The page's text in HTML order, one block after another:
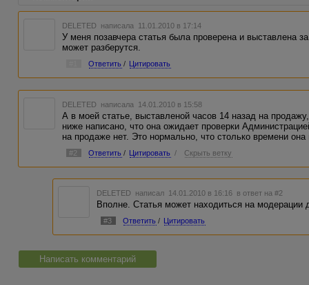
DELETED написала 11.01.2010 в 17:14
У меня позавчера статья была проверена и выставлена
может разберутся.
Ответить / Цитировать
DELETED написала 14.01.2010 в 15:58
А в моей статье, выставленой часов 14 назад на
ниже написано, что она ожидает проверки
на продаже нет. Это нормально, что столько времени она
#2 Ответить / Цитировать / Скрыть ветку
DELETED написал 14.01.2010 в 16:16 в ответ на #2
Вполне. Статья может находиться на модерации
#3 Ответить / Цитировать
Написать комментарий